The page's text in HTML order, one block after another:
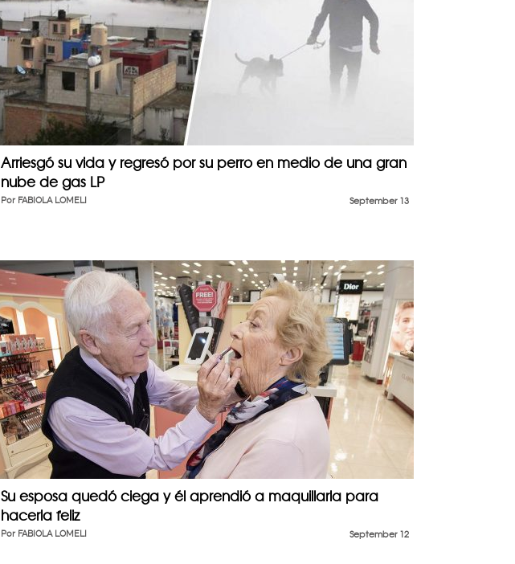
Arriesgó su vida y regresó por su perro en medio de una gran
nube de gas LP
September 13
Por FABIOLA LOMELI
Su esposa quedó ciega y él aprendió a maquillarla para
hacerla feliz
September 12
Por FABIOLA LOMELI